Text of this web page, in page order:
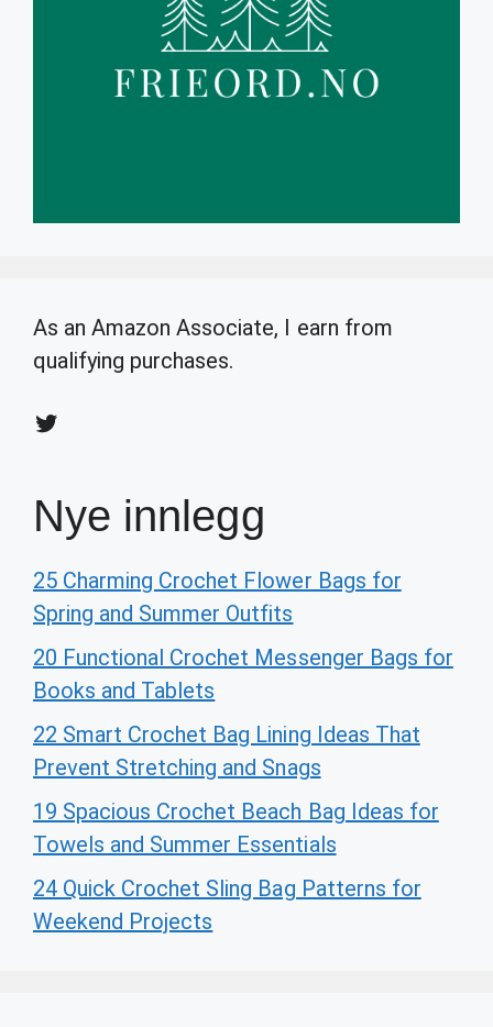
As an Amazon Associate, I earn from
qualifying purchases.
Twitter
Nye innlegg
25 Charming Crochet Flower Bags for
Spring and Summer Outfits
20 Functional Crochet Messenger Bags for
Books and Tablets
22 Smart Crochet Bag Lining Ideas That
Prevent Stretching and Snags
19 Spacious Crochet Beach Bag Ideas for
Towels and Summer Essentials
24 Quick Crochet Sling Bag Patterns for
Weekend Projects